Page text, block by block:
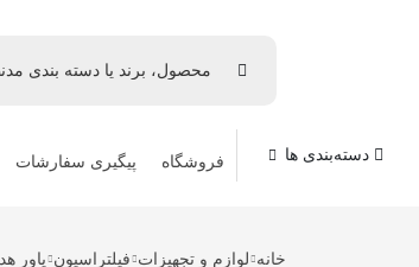
دسته‌بندی ها فروشگاه پیگیری سفارشات
خانه لوازم و تجهیزات فیلتراسیون پاور هد